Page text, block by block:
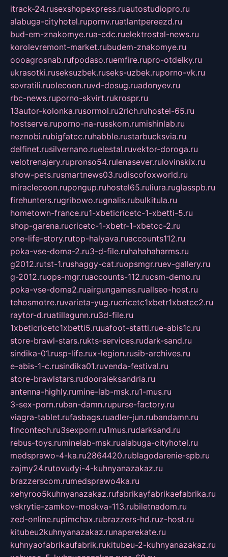
itrack-24.rusexshopexpress.ruautostudiopro.ru
alabuga-cityhotel.rupornv.ruatlantpereezd.ru
bud-em-znakomye.rua-cdc.ruelektrostal-news.ru
korolevremont-market.rubudem-znakomye.ru
oooagrosnab.rufpodaso.ruemfire.rupro-otdelky.ru
ukrasotki.ruseksuzbek.ruseks-uzbek.ruporno-vk.ru
sovratili.ruolecoon.ruvd-dosug.ruadonyev.ru
rbc-news.ruporno-skvirt.rukrospr.ru
13autor-kolonka.rusormol.ru2rich.ruhostel-65.ru
hostserve.ruporno-na-russkom.rumishinlab.ru
neznobi.rubigfatcc.ruhabble.rustarbucksvia.ru
delfinet.rusilvernano.ruelestal.ruvektor-doroga.ru
velotrenajery.rupronso54.rulenasever.rulovinskix.ru
show-pets.rusmartnews03.rudiscofoxworld.ru
miraclecoon.rupongup.ruhostel65.ruliura.ruglasspb.ru
firehunters.rugribowo.rugnalis.rubulkitula.ru
hometown-france.ru1-xbeticricetc-1-xbetti-5.ru
shop-garena.rucricetc-1-xbetr-1-xbetcc-2.ru
one-life-story.rutop-halyava.ruaccounts112.ru
poka-vse-doma-2.ru3-d-file.ruhahahaharms.ru
g2012.rutst-1.rushaggy-cat.ruopsmgr.ruev-gallery.ru
g-2012.ruops-mgr.ruaccounts-112.rucsm-demo.ru
poka-vse-doma2.ruairgungames.ruallseo-host.ru
tehosmotre.ruvarieta-yug.rucricetc1xbetr1xbetcc2.ru
raytor-d.ruatillagunn.ru3d-file.ru
1xbeticricetc1xbetti5.ruuafoot-statti.rue-abis1c.ru
store-brawl-stars.rukts-services.rudark-sand.ru
sindika-01.rusp-life.rux-legion.rusib-archives.ru
e-abis-1-c.rusindika01.ruvenda-festival.ru
store-brawlstars.rudooraleksandria.ru
antenna-highly.rumine-lab-msk.ru1-mus.ru
3-sex-porn.ruban-damn.rupurse-factory.ru
viagra-tablet.rufasbags.ruadler-jun.rubandamn.ru
fincontech.ru3sexporn.ru1mus.rudarksand.ru
rebus-toys.ruminelab-msk.rualabuga-cityhotel.ru
medsprawo-4-ka.ru2864420.rublagodarenie-spb.ru
zajmy24.rutovudyi-4-kuhnyanazakaz.ru
brazzerscom.rumedsprawo4ka.ru
xehyroo5kuhnyanazakaz.rufabrikayfabrikaefabrika.ru
vskrytie-zamkov-moskva-113.rubiletnadom.ru
zed-online.rupimchax.rubrazzers-hd.ruz-host.ru
kitubeu2kuhnyanazakaz.runaperekate.ru
kuhnyaofabrikaufabrik.rukitubeu-2-kuhnyanazakaz.ru